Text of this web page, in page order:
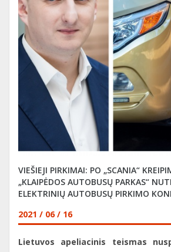
VIEŠIEJI PIRKIMAI: PO „SCANIA“
„KLAIPĖDOS AUTOBUSŲ PARKAS“
ELEKTRINIŲ AUTOBUSŲ PIRKIMO
2021 / 06 / 16
Lietuvos apeliacinis teismas